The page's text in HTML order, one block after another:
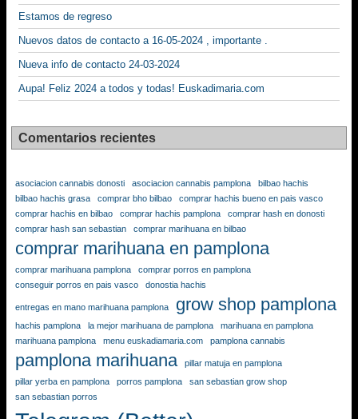
Estamos de regreso
Nuevos datos de contacto a 16-05-2024 , importante .
Nueva info de contacto 24-03-2024
Aupa! Feliz 2024 a todos y todas! Euskadimaria.com
Comentarios recientes
asociacion cannabis donosti asociacion cannabis pamplona
bilbao hachis
bilbao hachis grasa
comprar bho bilbao
comprar hachis bueno en pais vasco
comprar hachis en bilbao
comprar hachis pamplona
comprar hash en donosti
comprar hash san sebastian
comprar marihuana en bilbao
comprar marihuana en pamplona
comprar marihuana pamplona
comprar porros en pamplona
conseguir porros en pais vasco
donostia hachis
entregas en mano marihuana pamplona grow shop pamplona
hachis pamplona la mejor marihuana de pamplona
marihuana en pamplona
marihuana pamplona
menu euskadiamaria.com pamplona cannabis
pamplona marihuana
pillar matuja en pamplona
pillar yerba en pamplona
porros pamplona
san sebastian grow shop
san sebastian porros